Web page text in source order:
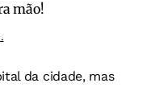
mão!
da cidade, mas